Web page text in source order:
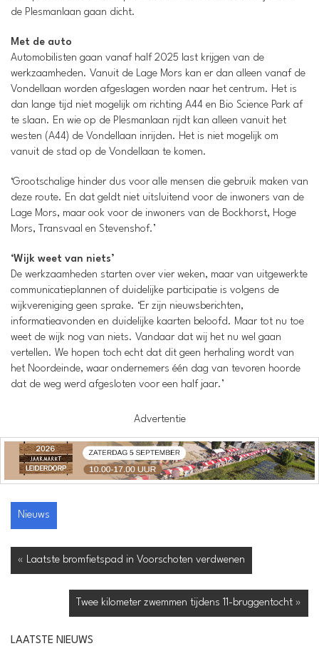
de Plesmanlaan gaan dicht.
Met de auto
Automobilisten gaan vanaf half 2025 last krijgen van de
werkzaamheden. Vanuit de Lage Mors kan er dan alleen vanaf de
Vondellaan worden afgeslagen worden naar het centrum. Het is
dan lange tijd niet mogelijk om richting A44 en Bio Science Park af
te slaan. En wie op de Plesmanlaan rijdt kan alleen vanuit het
westen (A44) de Vondellaan inrijden. Het is niet mogelijk om
vanuit de stad op de Vondellaan te komen.
‘Grootschalige hinder dus voor alle mensen die gebruik maken van
deze route. En dat geldt niet uitsluitend voor de inwoners van de
Lage Mors, maar ook voor de inwoners van de Bockhorst, Hoge
Mors, Transvaal en Stevenshof.’
‘Wijk weet van niets’
De werkzaamheden starten over vier weken, maar van uitgewerkte
communicatieplannen of duidelijke participatie is volgens de
wijkvereniging geen sprake. ‘Er zijn nieuwsberichten,
informatieavonden en duidelijke kaarten beloofd. Maar tot nu toe
weet de wijk nog van niets. Vandaar dat wij het nu wel gaan
vertellen. We hopen toch echt dat dit geen herhaling wordt van
het Noordeinde, waar ondernemers één dag van tevoren hoorde
dat de weg werd afgesloten voor een half jaar.’
Advertentie
Nieuws
« Laatste bromfietspad in Voorschoten verdwenen
Twee kilometer zwemmen tijdens 11-bruggentocht »
LAATSTE NIEUWS